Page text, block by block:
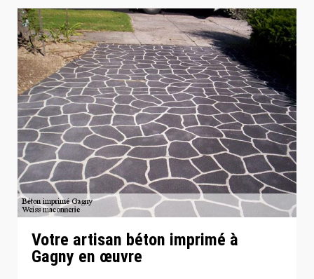
Votre artisan béton imprimé à
Gagny en œuvre